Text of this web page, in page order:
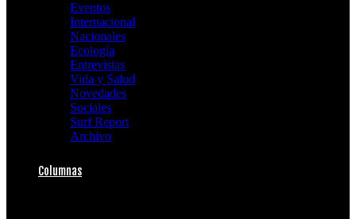
Eventos
Internacional
Nacionales
Ecología
Entrevistas
Vida y Salud
Novedades
Sociales
Surf Report
Archivo
Columnas